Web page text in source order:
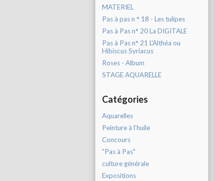
MATERIEL
Pas à pas n ° 18 - Les tulipes
Pas à Pas n° 20 La DIGITALE
Pas à Pas n° 21 L'Althéa ou
Hibiscus Syriacus
Roses - Album
STAGE AQUARELLE
Catégories
Aquarelles
Peinture à l'huile
Concours
"Pas à Pas"
culture générale
Expositions